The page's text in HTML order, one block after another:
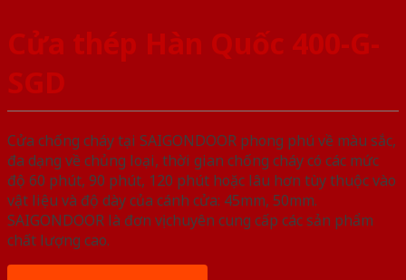
Cửa thép Hàn Quốc 400-G-
SGD
Cửa chống cháy tại SAIGONDOOR phong phú về màu sắc,
đa dạng về chủng loại, thời gian chống cháy có các mức
độ 60 phút, 90 phút, 120 phút hoặc lâu hơn tùy thuộc vào
vật liệu và độ dày của cánh cửa: 45mm, 50mm.
SAIGONDOOR là đơn vị chuyên cung cấp các sản phẩm
chất lượng cao.